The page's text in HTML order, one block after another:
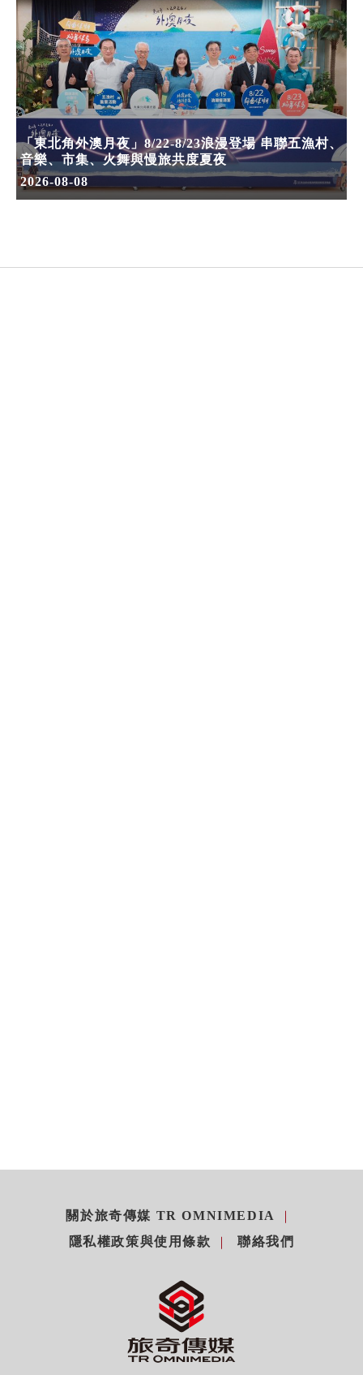
「東北角外澳月夜」8/22-8/23浪漫登場 串聯五漁村、
音樂、市集、火舞與慢旅共度夏夜
2026-08-08
關於旅奇傳媒 TR OMNIMEDIA
隱私權政策與使用條款
聯絡我們